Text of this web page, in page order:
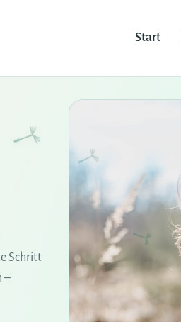
Start
Schritt
–